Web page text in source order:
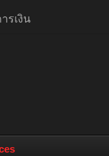
รเงิน